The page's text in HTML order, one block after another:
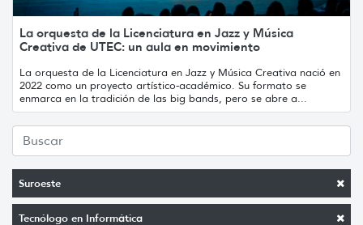
Suroeste
Tecnólogo en Informática
La orquesta de la Licenciatura en Jazz y Música
Creativa de UTEC: un aula en movimiento
La orquesta de la Licenciatura en Jazz y Música Creativa nació en
2022 como un proyecto artístico-académico. Su formato se
enmarca en la tradición de las big bands, pero se abre a...